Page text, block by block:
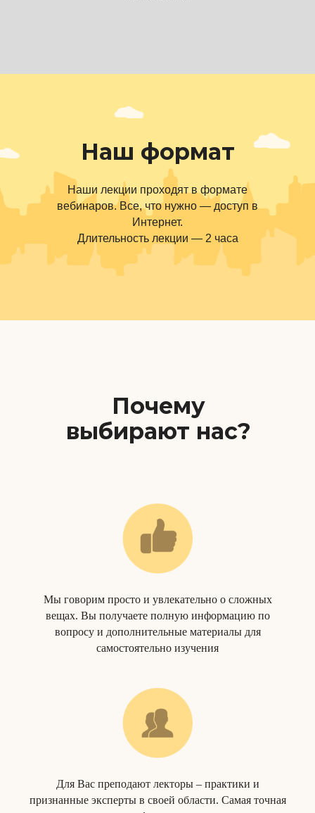
Наш формат
Наши лекции проходят в формате
вебинаров. Все, что нужно — доступ в
Интернет.
Длительность лекции — 2 часа
Почему
выбирают нас?
Мы говорим просто и увлекательно о сложных
вещах. Вы получаете полную информацию по
вопросу и дополнительные материалы для
самостоятельно изучения
Для Вас преподают лекторы – практики и
признанные эксперты в своей области. Самая точная